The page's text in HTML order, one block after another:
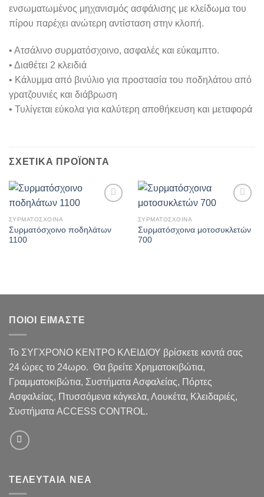
ενσωματωμένος μηχανισμός ασφάλισης με κλείδωμα του
πίρου παρέχει ανώτερη αντίσταση στην κλοπή.
• Ατσάλινο συρματόσχοινο, ασφαλές και εύκαμπτο.
• Διαθέτει 2 κλειδιά
• Κάλυμμα από βινύλιο για προστασία του ποδηλάτου από
γρατζουνιές και διάβρωση
• Τυλίγεται εύκολα για καλύτερη αποθήκευση και μεταφορά
ΣΧΕΤΙΚΆ ΠΡΟΪΌΝΤΑ
επιθυμιών
ΣΥΡΜΑΤΟΣΧΟΙΝΑ
Συρματόσχοινο ποδηλάτων
1100
επιθυμιών
ΣΥΡΜΑΤΟΣΧΟΙΝΑ
Συρματόσχοινα μοτοσυκλετών
700
ΠΟΙΟΙ ΕΙΜΑΣΤΕ
Το ΣΥΓΧΡΟΝΟ ΚΕΝΤΡΟ ΚΛΕΙΔΙΟΥ βρίσκετε κοντά σας
24 ώρες το 24ωρο. Θα βρείτε Χρηματοκιβώτια,
Γραμματοκιβώτια, Συστήματα Ασφαλείας, Πόρτες
Ασφαλείας, Πτυσσόμενα κάγκελα, Λουκέτα, Κλειδαριές,
Συστήματα ACCESS CONTROL.
ΤΕΛΕΥΤΑΙΑ ΝΕΑ